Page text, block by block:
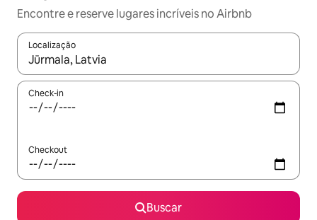
Encontre e reserve lugares incríveis no Airbnb
Localização
Quando os resultados estiverem disponíveis, explore-os
Check-in
Checkout
Buscar